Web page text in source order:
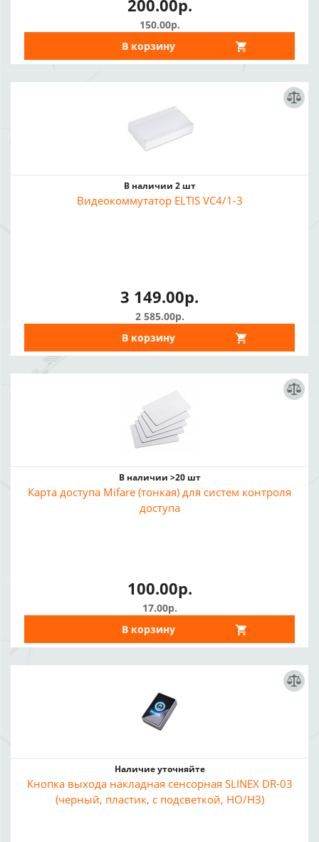
200.00р.
150.00р.
В корзину
В наличии 2 шт
Видеокоммутатор ELTIS VC4/1-3
3 149.00р.
2 585.00р.
В корзину
В наличии >20 шт
Карта доступа Mifare (тонкая) для систем контроля
доступа
100.00р.
17.00р.
В корзину
Наличие уточняйте
Кнопка выхода накладная сенсорная SLINEX DR-03
(черный, пластик, с подсветкой, НО/НЗ)